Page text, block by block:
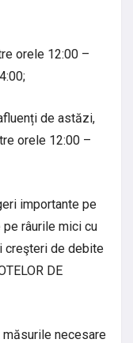
orele 12:00 –
de astăzi,
orele 12:00 –
importante pe
râurile mici cu
creşteri de debite
DE
măsurile necesare